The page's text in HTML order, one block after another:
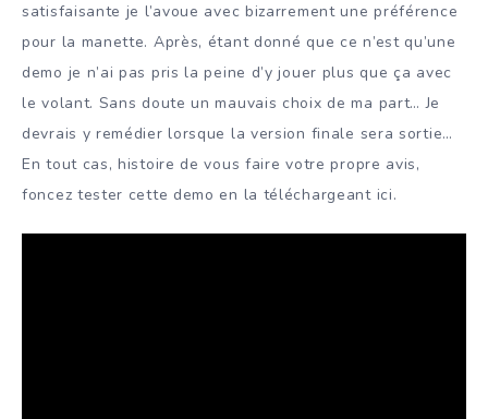
satisfaisante je l’avoue avec bizarrement une préférence
pour la manette. Après, étant donné que ce n’est qu’une
demo je n’ai pas pris la peine d’y jouer plus que ça avec
le volant. Sans doute un mauvais choix de ma part… Je
devrais y remédier lorsque la version finale sera sortie…
En tout cas, histoire de vous faire votre propre avis,
foncez tester cette demo en la téléchargeant ici.